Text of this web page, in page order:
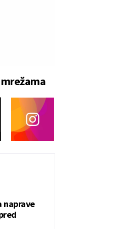
naprave